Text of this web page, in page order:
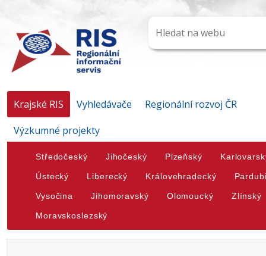
Krajské RIS Vyhledávače
Regionální rozvoj ČR
Výzkumné projekty
Středočeský Jihočeský Plzeňský
Ústecký Liberecký Královehradecký
Vysočina Jihomoravský Olomoucký Zlínský
Moravskoslezský